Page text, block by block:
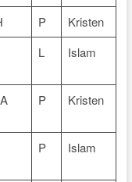
P
Kristen
L Islam
P Kristen
P Islam